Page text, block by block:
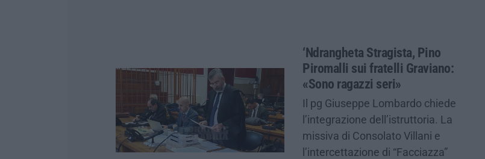
‘Ndrangheta Stragista, Pino
Piromalli sui fratelli Graviano:
«Sono ragazzi seri»
Il pg Giuseppe Lombardo chiede
l’integrazione dell’istruttoria. La
missiva di Consolato Villani e
l’intercettazione di “Facciazza”